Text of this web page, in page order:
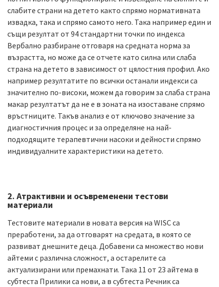
слабите страни на детето както спрямо нормативната
извадка, така и спрямо самото него. Така например един и
същи резултат от 94 стандартни точки по индекса
Вербално разбиране отговаря на средната норма за
възрастта, но може да се отчете като силна или слаба
страна на детето в зависимост от цялостния профил. Ако
например резултатите по всички останали индекси са
значително по-високи, можем да говорим за слаба страна
макар резултатът да не е в зоната на изоставане спрямо
връстниците. Такъв анализ е от ключово значение за
диагностичния процес и за определяне на най-
подходящите терапевтични насоки и дейности спрямо
индивидуалните характеристики на детето.
2. Атрактивни и осъвременени тестови
материали
Тестовите материали в новата версия на WISC са
преработени, за да отговарят на средата, в която се
развиват днешните деца. Добавени са множество нови
айтеми с различна сложност, а остарелите са
актуализирани или премахнати. Така 11 от 23 айтема в
субтеста Прилики са нови, а в субтеста Речник са